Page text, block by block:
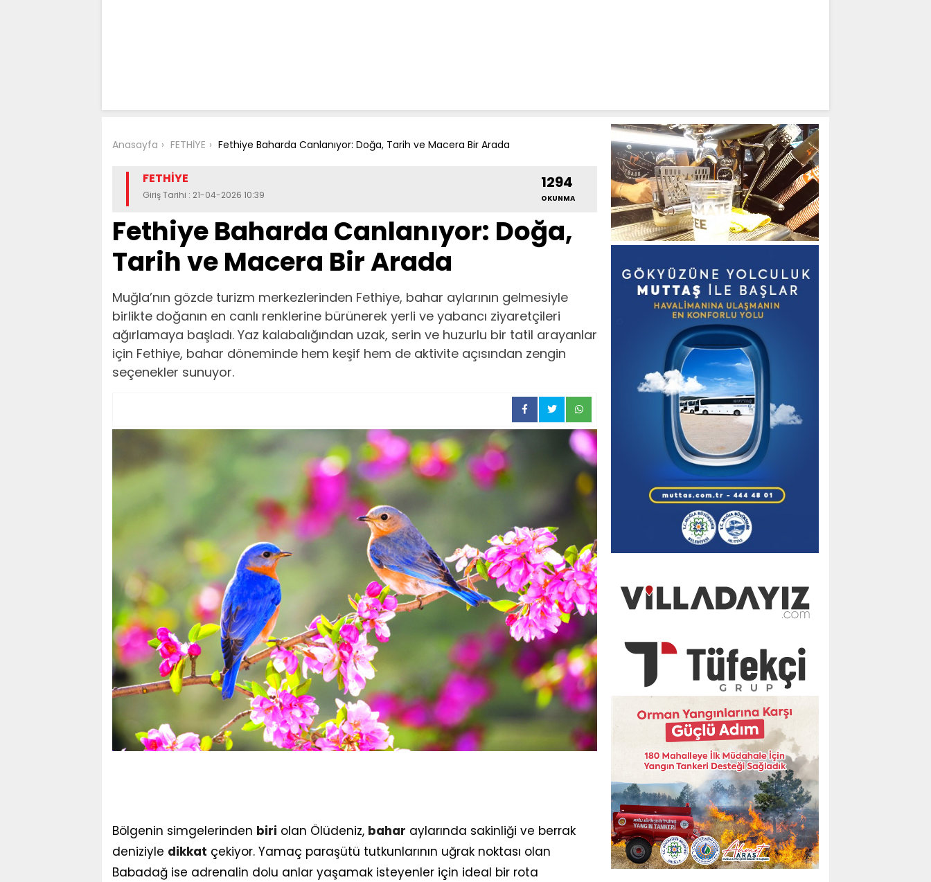
Anasayfa FETHİYE Fethiye Baharda Canlanıyor: Doğa, Tarih ve Macera Bir Arada
FETHİYE
Giriş Tarihi : 21-04-2026 10:39
1294
OKUNMA
Fethiye Baharda Canlanıyor: Doğa,
Tarih ve Macera Bir Arada
Muğla’nın gözde turizm merkezlerinden Fethiye, bahar aylarının gelmesiyle
birlikte doğanın en canlı renklerine bürünerek yerli ve yabancı ziyaretçileri
ağırlamaya başladı. Yaz kalabalığından uzak, serin ve huzurlu bir tatil arayanlar
için Fethiye, bahar döneminde hem keşif hem de aktivite açısından zengin
seçenekler sunuyor.
Bölgenin simgelerinden biri olan Ölüdeniz, bahar aylarında sakinliği ve berrak
deniziyle dikkat çekiyor. Yamaç paraşütü tutkunlarının uğrak noktası olan
Babadağ ise adrenalin dolu anlar yaşamak isteyenler için ideal bir rota